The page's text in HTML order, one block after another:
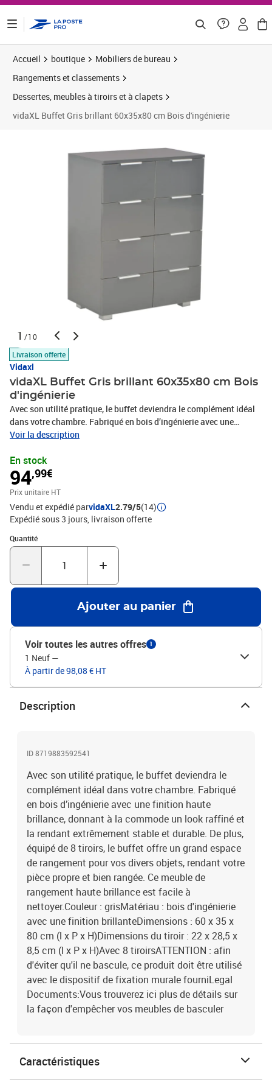
Accueil boutique
Mobiliers de bureau
Rangements et classements
Dessertes, meubles à tiroirs et à clapets
vidaXL Buffet Gris brillant 60x35x80 cm Bois d'ingénierie
1 /10
Livraison offerte
Vidaxl
vidaXL Buffet Gris brillant 60x35x80 cm Bois
d'ingénierie
Avec son utilité pratique, le buffet deviendra le complément idéal
dans votre chambre. Fabriqué en bois d’ingénierie avec une
finition haute brillance, donnant à la commode un look raffiné et
tiroirs, le buffet offre un grand espace de rangement pour vos
divers objets, rendant votre pièce propre et bien rangée. Ce meuble
de rangement haute brillance est facile à nettoyer.Couleur :
grisMatériau : bois d'ingénierie avec une finition
brillanteDimensions : 60 x 35 x 80 cm (l x P x H)Dimensions du
tiroir : 22 x 28,5 x 8,5 cm (l x P x H)Avec 8 tiroirsATTENTION : afin
d'éviter qu'il ne bascule, ce produit doit être utilisé avec le
dispositif de fixation murale fourniLegal Documents:Vous
trouverez ici plus de détails sur la façon d'empêcher vos meubles
Voir la description
En stock
94,99€
Prix unitaire HT
Vendu et expédié parvidaXL2.79/5(14)
Expédié sous 3 jours livraison offerte
Quantité
Quantité : 1
Ajouter au panier
Voir toutes les autres offres 1
1 Neuf —
À partir de 98,08 € HT
Description
ID 8719883592541
Avec son utilité pratique, le buffet deviendra le
complément idéal dans votre chambre. Fabriqué
en bois d’ingénierie avec une finition haute
brillance, donnant à la commode un look raffiné et
la rendant extrêmement stable et durable. De plus,
équipé de 8 tiroirs, le buffet offre un grand espace
de rangement pour vos divers objets, rendant votre
pièce propre et bien rangée. Ce meuble de
rangement haute brillance est facile à
nettoyer.Couleur : grisMatériau : bois d'ingénierie
avec une finition brillanteDimensions : 60 x 35 x
80 cm (l x P x H)Dimensions du tiroir : 22 x 28,5 x
8,5 cm (l x P x H)Avec 8 tiroirsATTENTION : afin
d'éviter qu'il ne bascule, ce produit doit être utilisé
avec le dispositif de fixation murale fourniLegal
Documents:Vous trouverez ici plus de détails sur
la façon d'empêcher vos meubles de basculer
Caractéristiques